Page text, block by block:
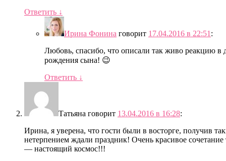
Ответить ↓
Ирина Фонина говорит 17.04.2016 в 22:51 :
Любовь, спасибо, что описали так живо реакцию в
рождения сына! 😉
Ответить ↓
Татьяна говорит 13.04.2016 в 16:28:
Ирина, я уверена, что гости были в восторге, получив
нетерпением ждали праздник! Очень красивое сочетание
— настоящий космос!!!